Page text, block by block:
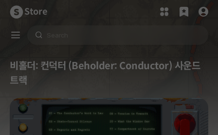
Store
비홀더: 컨덕터 (Beholder: Conductor) 사운드
트랙